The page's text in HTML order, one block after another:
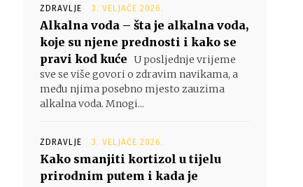
ZDRAVLJE 3. VELJAČE 2026.
Alkalna voda – šta je alkalna voda,
koje su njene prednosti i kako se
pravi kod kuće U posljednje vrijeme
sve se više govori o zdravim navikama, a
među njima posebno mjesto zauzima
alkalna voda. Mnogi...
ZDRAVLJE 3. VELJAČE 2026.
Kako smanjiti kortizol u tijelu
prirodnim putem i kada je